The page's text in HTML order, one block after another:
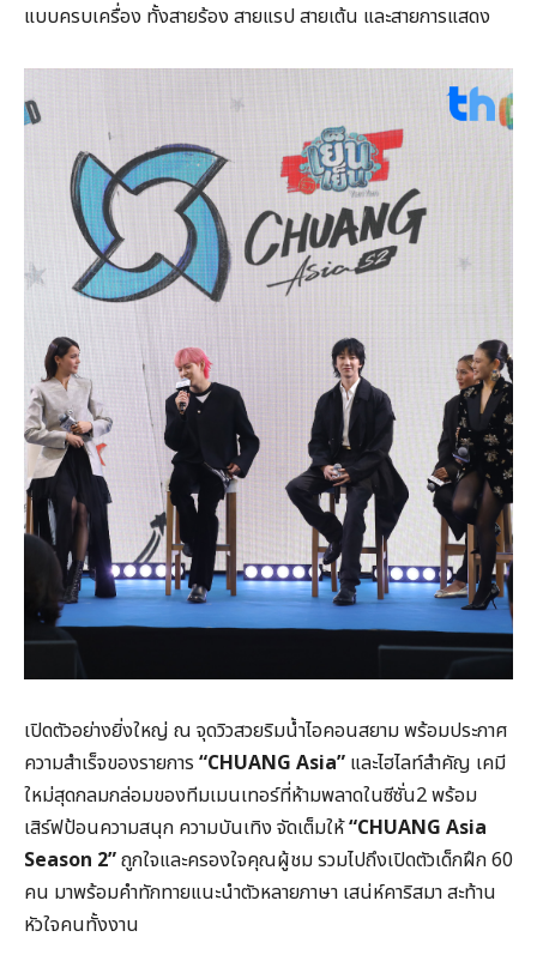
แบบครบเครื่อง ทั้งสายร้อง สายแรป สายเต้น และสายการแสดง
เปิดตัวอย่างยิ่งใหญ่ ณ จุดวิวสวยริมน้ำไอคอนสยาม พร้อมประกาศ
ความสำเร็จของรายการ “CHUANG Asia” และไฮไลท์สำคัญ เคมี
ใหม่สุดกลมกล่อมของทีมเมนเทอร์ที่ห้ามพลาดในซีซั่น2 พร้อม
เสิร์ฟป้อนความสนุก ความบันเทิง จัดเต็มให้“CHUANG Asia
Season 2”ถูกใจและครองใจคุณผู้ชม รวมไปถึงเปิดตัวเด็กฝึก 60
คน มาพร้อมคำทักทายแนะนำตัวหลายภาษา เสน่ห์คาริสมา สะท้าน
หัวใจคนทั้งงาน